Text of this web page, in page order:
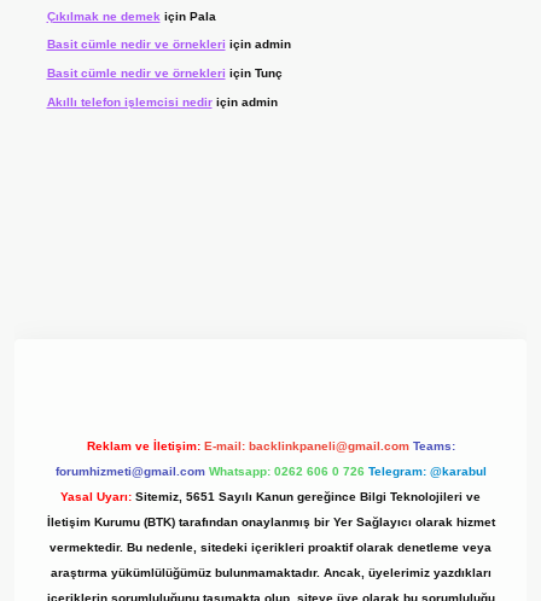
Çıkılmak ne demek için Pala
Basit cümle nedir ve örnekleri için admin
Basit cümle nedir ve örnekleri için Tunç
Akıllı telefon işlemcisi nediriçin admin
Reklam ve İletişim: E-mail: backlinkpaneli@gmail.com Teams:
forumhizmeti@gmail.com Whatsapp: 0262 606 0 726 Telegram: @karabul
Yasal Uyarı: Sitemiz, 5651 Sayılı Kanun gereğince Bilgi Teknolojileri ve
İletişim Kurumu (BTK) tarafından onaylanmış bir Yer Sağlayıcı olarak hizmet
vermektedir. Bu nedenle, sitedeki içerikleri proaktif olarak denetleme veya
araştırma yükümlülüğümüz bulunmamaktadır. Ancak, üyelerimiz yazdıkları
içeriklerin sorumluluğunu taşımakta olup, siteye üye olarak bu sorumluluğu